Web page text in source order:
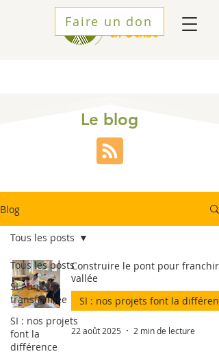
Faire un don
Le blog
Blog
Tous les posts
SI : une vie
transformée
SI : nos projets
font la
différence
Tous les posts
Construire le pont pour franchir
vallée
SI : nos projets font la
22 août 2025 2 min de lecture